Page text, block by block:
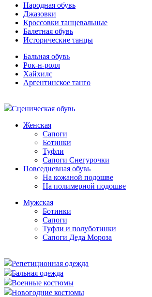
Народная обувь
Джазовки
Кроссовки танцевальные
Балетная обувь
Исторические танцы
Бальная обувь
Рок-н-ролл
Хайхилс
Аргентинское танго
Сценическая обувь
Женская
Сапоги
Ботинки
Туфли
Сапоги Снегурочки
Повседневная обувь
На кожаной подошве
На полимерной подошве
Мужская
Ботинки
Сапоги
Туфли и полуботинки
Сапоги Деда Мороза
Репетиционная одежда
Бальная одежда
Военные костюмы
Новогодние костюмы